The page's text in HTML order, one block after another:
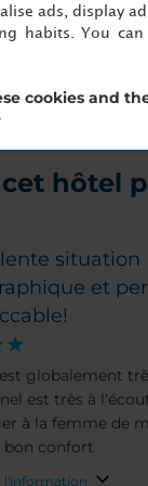
hôtel
situation
et
globalement très
est très à
à la femme de
bon confort
l'information
ads, display
habits. You
cookies and